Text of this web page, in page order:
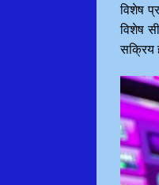
विशेष
विशेष
सक्रिय